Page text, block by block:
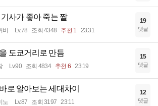
사가 좋아 죽는 짤
비 Lv.78 조회 4348 추천 1 23:31
19
댓글
도쿄거리로 만듬
Lv.90 조회 4834 추천 6 23:19
15
댓글
로 알아보는 세대차이
노 Lv.87 조회 3197 23:11
12
댓글